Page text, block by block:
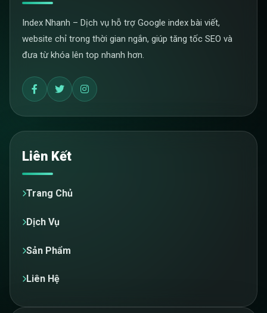
Index Nhanh – Dịch vụ hỗ trợ Google index bài viết,
website chỉ trong thời gian ngắn, giúp tăng tốc SEO và
đưa từ khóa lên top nhanh hơn.
Liên Kết
Trang Chủ
Dịch Vụ
Sản Phẩm
Liên Hệ